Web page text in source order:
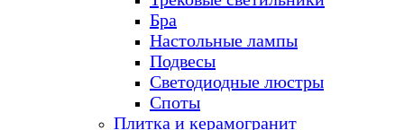
Бра
Настольные лампы
Подвесы
Светодиодные люстры
Споты
Плитка и керамогранит